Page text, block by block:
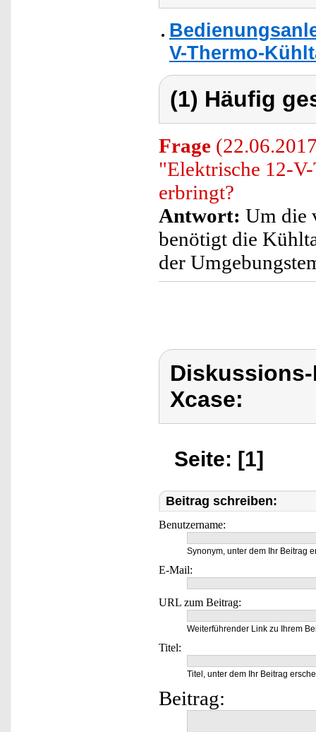
V-Thermo-
(1) Häufig
Frage
"Elektrische 12-
erbringt?
Antwort: Um die
benötigt die
der
Xcase:
Seite: [1]
Beitrag schreiben:
Benutzername:
Synonym, unter dem Ihr Beitrag
E-Mail:
URL zum Beitrag:
Weiterführender Link zu Ihrem
Titel:
Titel, unter dem Ihr Beitrag
Beitrag: